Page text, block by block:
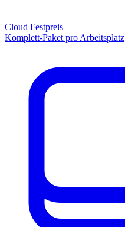
Cloud Festpreis
Komplett-Paket pro Arbeitsplatz